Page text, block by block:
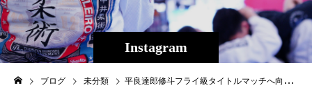
Instagram
ブログ 未分類 平良達郎修斗フライ級タイトルマッチへ向けて、沖縄K-1ファイター稲津航大選手（K-1ジム琉球）とトレーニングさせていただいています。心良く受け入れていただいたk-1ジム琉球小鉄代表、稲津選手に感謝致します！沖縄から世界へ！！#k1ジム琉球#稲津航大#平良達郎#insprit#かなさなは#パラエストラ #沖縄 #那覇 #与儀 #MMA #shooto #コザ #総合格闘技 #修斗 #キックボクシング #柔術 #jiujitsu #ダイエット